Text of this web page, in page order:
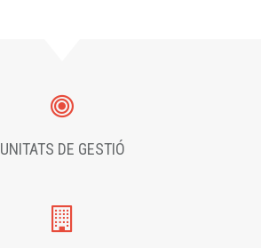
UNITATS DE GESTIÓ